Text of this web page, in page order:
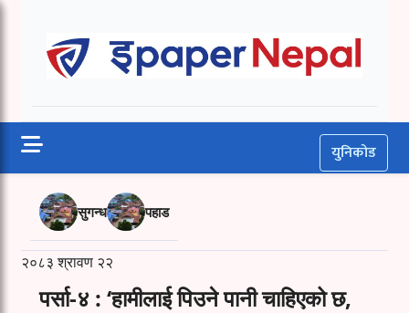
Skip
contentEpaper Nepal
युनिकोड
सुगन्ध पहाड
२०८३ श्रावण २२
पर्सा-४ : ‘हामीलाई पिउने पानी चाहिएको छ,